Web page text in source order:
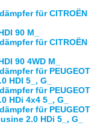
für CITROËN
90 M_
für CITROËN
90 4WD M_
für PEUGEOT
HDI 5_, G_
für PEUGEOT
HDi 4x4 5_, G_
für PEUGEOT
2.0 HDi 5_, G_